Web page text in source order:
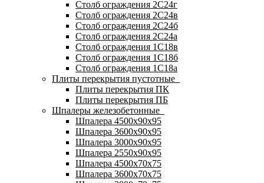
Столб ограждения 2С24г
Столб ограждения 2С24в
Столб ограждения 2С24б
Столб ограждения 2С24а
Столб ограждения 1С18в
Столб ограждения 1С18б
Столб ограждения 1С18а
Плиты перекрытия пустотные
Плиты перекрытия ПК
Плиты перекрытия ПБ
Шпалеры железобетонные
Шпалера 4500х90х95
Шпалера 3600х90х95
Шпалера 3000х90х95
Шпалера 2550х90х95
Шпалера 4500х70х75
Шпалера 3600х70х75